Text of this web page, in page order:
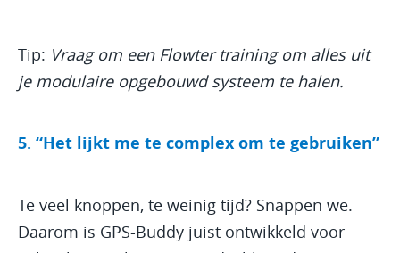
Tip: Vraag om een Flowter training om alles uit
je modulaire opgebouwd systeem te halen.
5. “Het lijkt me te complex om te gebruiken”
Te veel knoppen, te weinig tijd? Snappen we.
Daarom is GPS-Buddy juist ontwikkeld voor